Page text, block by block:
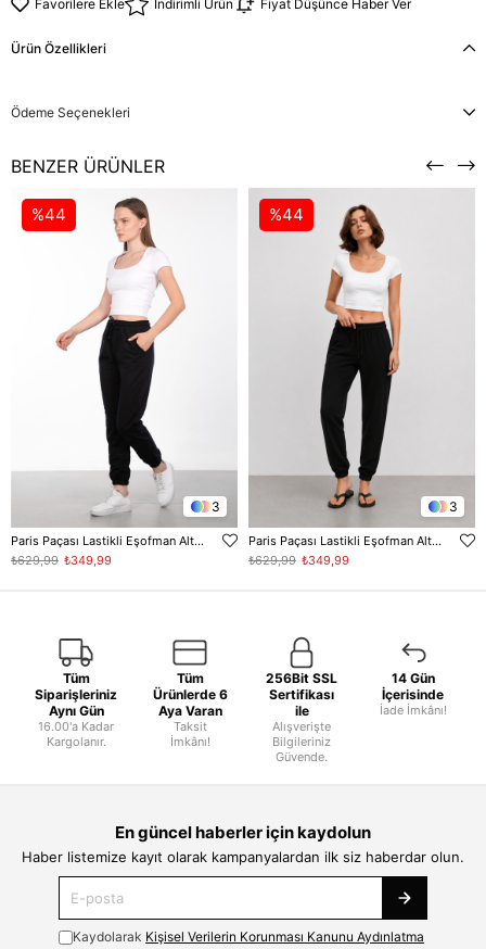
Favorilere Ekle İndirimli Ürün Fiyat Düşünce Haber Ver
Ürün Özellikleri
Ödeme Seçenekleri
BENZER ÜRÜNLER
3
Paris Paçası Lastikli Eşofman Altı - Lacivert
₺349,99
₺629,99
%44
3
Paris Paçası Lastikli Eşofman Altı - Siyah
₺349,99
₺629,99
%44
Tüm
Siparişleriniz
Aynı Gün
16.00'a Kadar
Kargolanır.
Tüm
Ürünlerde 6
Aya Varan
Taksit
İmkânı!
256Bit SSL
Sertifikası
ile
Alışverişte
Bilgileriniz
Güvende.
14 Gün
İçerisinde
İade İmkânı!
En güncel haberler için kaydolun
Haber listemize kayıt olarak kampanyalardan ilk siz haberdar olun.
Kaydolarak Kişisel Verilerin Korunması Kanunu Aydınlatma